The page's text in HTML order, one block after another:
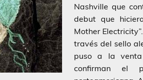
Nashville que
debut que
Mother
través del sello
puso a la
confirman el